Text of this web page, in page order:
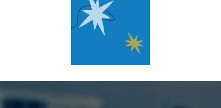
Support Technique
Formation
Migration
Produit